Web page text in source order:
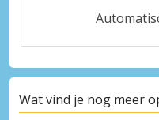
Wat vind je nog meer